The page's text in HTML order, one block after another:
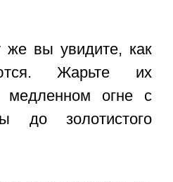
же вы увидите, как
Жарьте их
медленном огне с
до золотистого